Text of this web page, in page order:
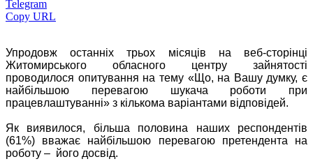
Telegram
Copy URL
Упродовж останніх трьох місяців на веб-сторінці
Житомирського обласного центру зайнятості
проводилося опитування на тему «Що, на Вашу думку, є
найбільшою перевагою шукача роботи при
працевлаштуванні» з кількома варіантами відповідей.
Як виявилося, більша половина наших респондентів
(61%) вважає найбільшою перевагою претендента на
роботу – його досвід.